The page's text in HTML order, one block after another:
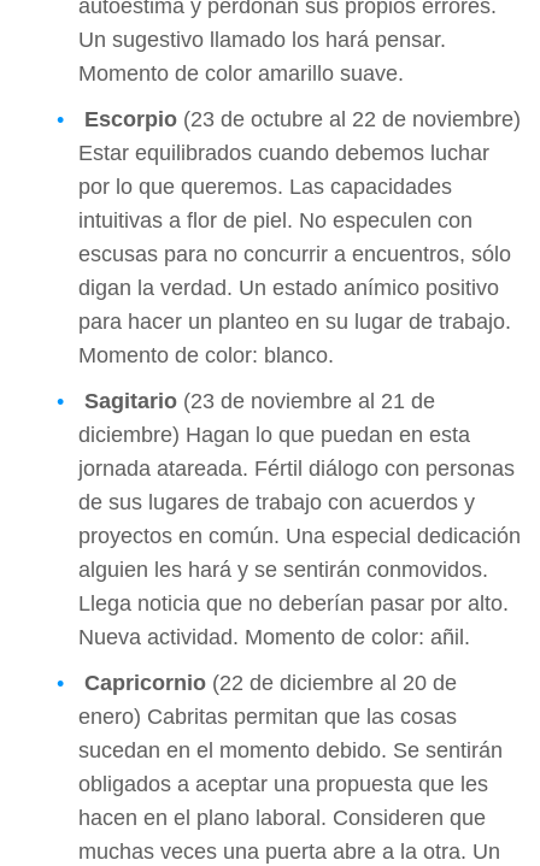
autoestima y perdonan sus propios errores.
Un sugestivo llamado los hará pensar.
Momento de color amarillo suave.
Escorpio (23 de octubre al 22 de noviembre)
Estar equilibrados cuando debemos luchar
por lo que queremos. Las capacidades
intuitivas a flor de piel. No especulen con
escusas para no concurrir a encuentros, sólo
digan la verdad. Un estado anímico positivo
para hacer un planteo en su lugar de trabajo.
Momento de color: blanco.
Sagitario (23 de noviembre al 21 de
diciembre) Hagan lo que puedan en esta
jornada atareada. Fértil diálogo con personas
de sus lugares de trabajo con acuerdos y
proyectos en común. Una especial dedicación
alguien les hará y se sentirán conmovidos.
Llega noticia que no deberían pasar por alto.
Nueva actividad. Momento de color: añil.
Capricornio (22 de diciembre al 20 de
enero) Cabritas permitan que las cosas
sucedan en el momento debido. Se sentirán
obligados a aceptar una propuesta que les
hacen en el plano laboral. Consideren que
muchas veces una puerta abre a la otra. Un